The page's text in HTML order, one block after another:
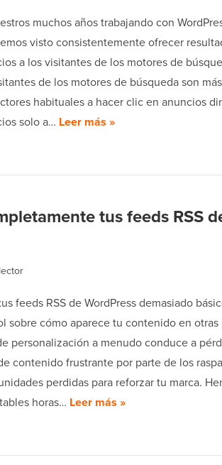
muchos años trabajando con
visto consistentemente ofrecer
a los visitantes de los motores de
de los motores de búsqueda son
habituales a hacer clic en anuncios
solo a… Leer más »
tus feeds RSS
feeds RSS de WordPress demasiado
sobre cómo aparece tu contenido en otras
personalización a menudo conduce a
contenido frustrante por parte de los
perdidas para reforzar tu marca.
horas… Leer más »